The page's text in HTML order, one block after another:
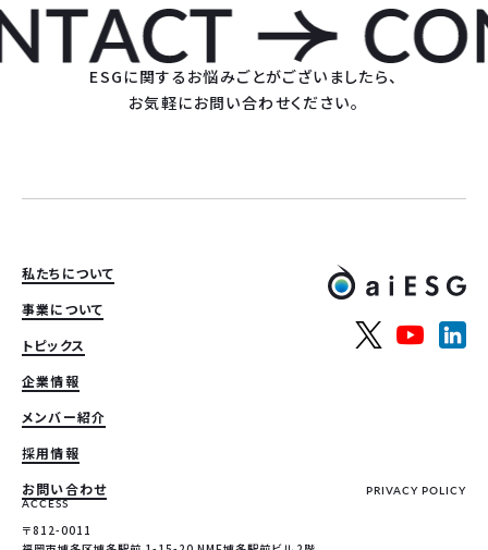
ESGに関するお悩みごとがございましたら、
お気軽にお問い合わせください。
私たちについて
事業について
トピックス
企業情報
メンバー紹介
採用情報
お問い合わせ
PRIVACY POLICY
ACCESS
〒812-0011